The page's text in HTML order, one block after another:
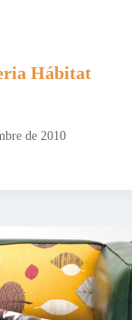
Hábitat
de 2010